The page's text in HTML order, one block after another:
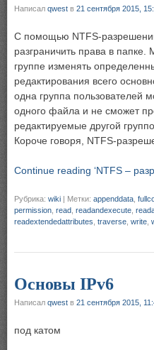
Написал qwest в 21 сентября 2015,
С помощью NTFS-
разграничить права в
группе изменять
редактирования всего
одна группа пользователей
одного файла и не сможет
редактируемые другой
Короче говоря, NTFS-
Continue reading ‘NTFS –
Рубрика: wiki | Метки: appenddata
permission read readandexecute
readextendedattributes traverse write
Основы IPv6
Написал qwest в 21 сентября 2015,
под катом